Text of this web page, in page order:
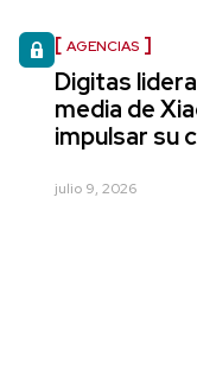
AGENCIAS
Digitas
media de
impulsar su
julio 9, 2026